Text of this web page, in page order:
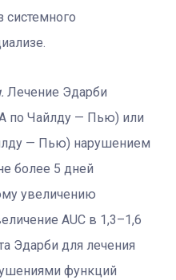
системного
Лечение Эдарби
по Чайлду — Пью) или
— Пью) нарушением
более 5 дней
увеличению
AUC в 1,3–1,6
Эдарби для лечения
функций